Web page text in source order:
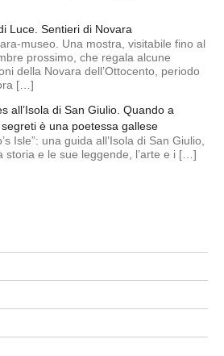
Luce. Sentieri di Novara
museo. Una mostra, visitabile fino al
prossimo, che regala alcune
della Novara dell’Ottocento, periodo
[…]
all’Isola di San Giulio. Quando a
è una poetessa gallese
Isle”: una guida all’Isola di San Giulio,
storia e le sue leggende, l’arte e i […]